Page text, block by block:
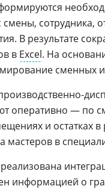
смены,
В результате
в Excel. На
сменных и
оперативно — по
и остатках
мастеров в
информацией о